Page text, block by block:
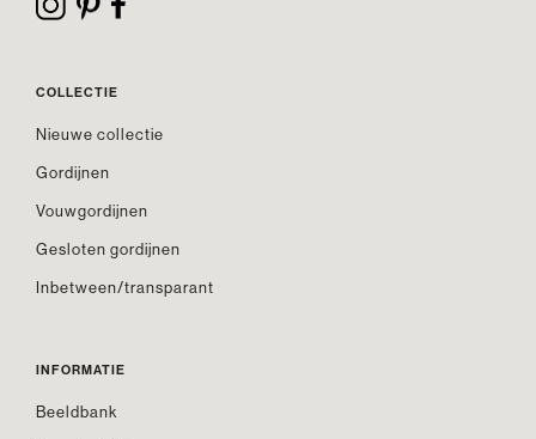
COLLECTIE
Nieuwe collectie
Gordijnen
Vouwgordijnen
Gesloten gordijnen
Inbetween/transparant
INFORMATIE
Beeldbank